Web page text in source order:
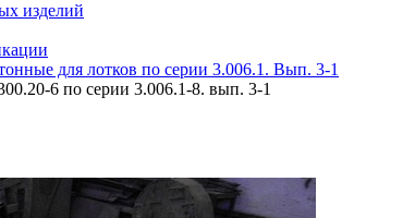
изделий
для лотков по серии 3.006.1. Вып. 3-1
6 по серии 3.006.1-8. вып. 3-1